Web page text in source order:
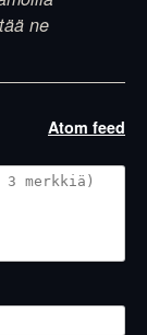
ne
Atom feed